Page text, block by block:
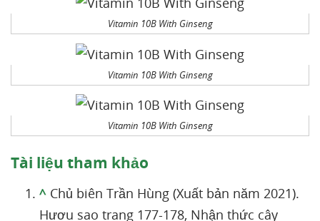
Vitamin 10B With Ginseng
Vitamin 10B With Ginseng
Vitamin 10B With Ginseng
Tài liệu tham khảo
^ Chủ biên Trần Hùng (Xuất bản năm 2021).
Hươu sao trang 177-178, Nhận thức cây